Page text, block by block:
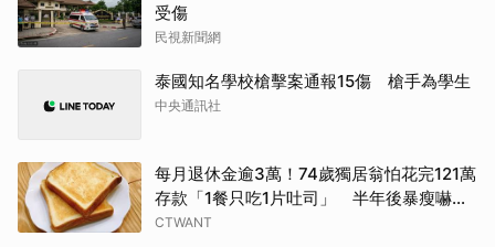
受傷
民視新聞網
泰國知名學校槍擊案通報15傷 槍手為學生
中央通訊社
每月退休金逾3萬！74歲獨居翁怕花完121萬
存款「1餐只吃1片吐司」 半年後暴瘦嚇壞
女兒
CTWANT